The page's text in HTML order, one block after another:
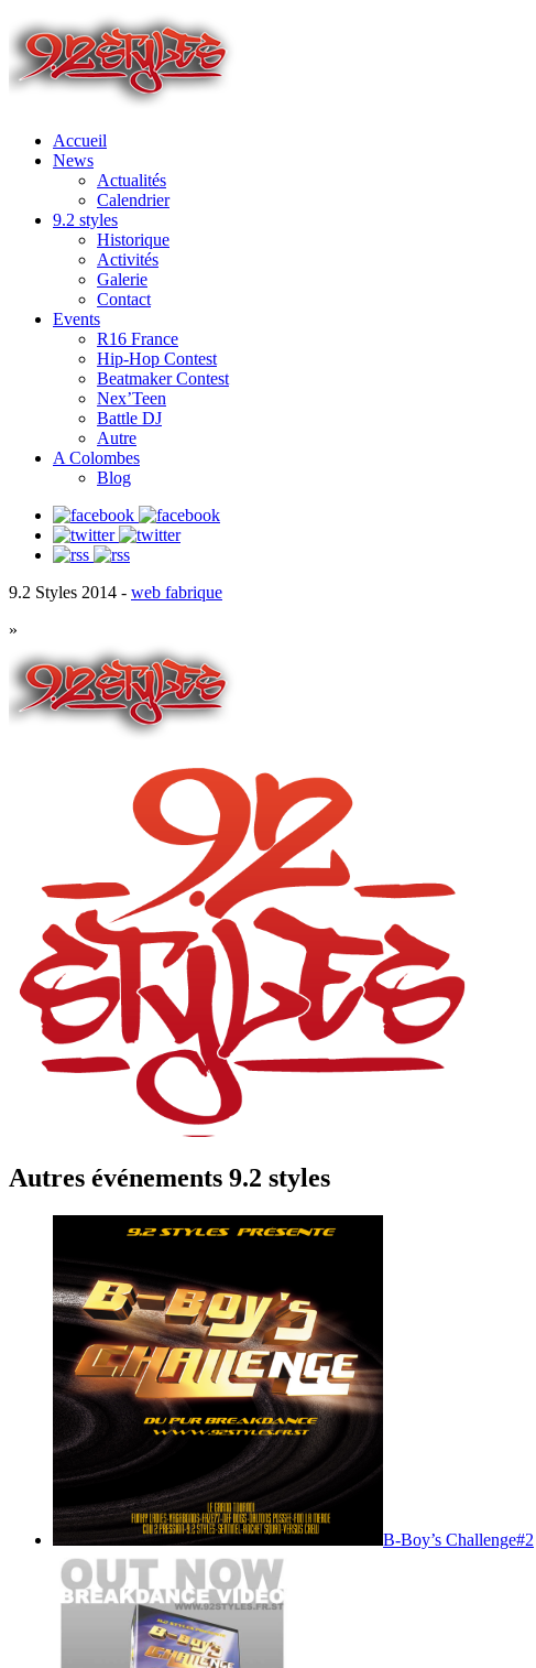
Accueil
News
Actualités
Calendrier
9.2 styles
Historique
Activités
Galerie
Contact
Events
R16 France
Hip-Hop Contest
Beatmaker Contest
Nex’Teen
Battle DJ
Autre
A Colombes
Blog
9.2 Styles 2014 - web fabrique
»
Autres événements 9.2 styles
B-Boy’s Challenge#2